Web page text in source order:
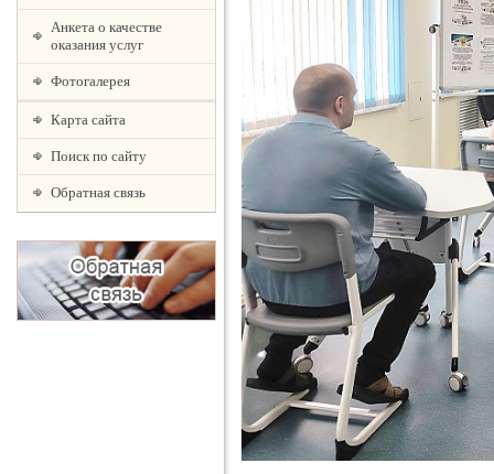
Анкета о качестве
оказания услуг
Фотогалерея
Карта сайта
Поиск по сайту
Обратная связь